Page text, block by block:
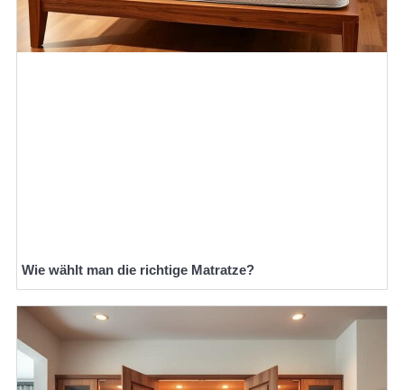
Wie wählt man die richtige Matratze?